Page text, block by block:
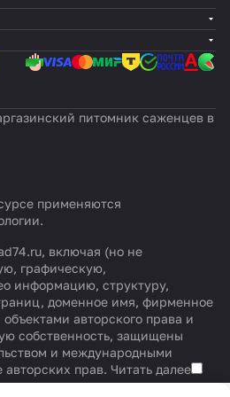
питомник саженцев в
применяются
.
включая (но не
графическую,
информацию, структуру,
доменное имя, фирменное
авторского права и
собственность, защищены
и международными
прав. Читать далее